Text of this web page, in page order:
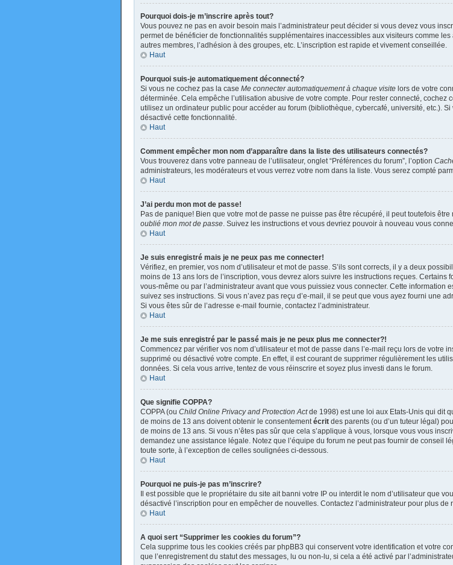
Pourquoi dois-je m’inscrire après tout?
Vous pouvez ne pas en avoir besoin mais l’administrateur peut décider si vous devez vous
permet de bénéficier de fonctionnalités supplémentaires inaccessibles aux visiteurs comme
autres membres, l’adhésion à des groupes, etc. L’inscription est rapide et vivement conseillée.
Haut
Pourquoi suis-je automatiquement déconnecté?
Si vous ne cochez pas la case Me connecter automatiquement à chaque visite lors de votre
déterminée. Cela empêche l’utilisation abusive de votre compte. Pour rester connecté, cochez
utilisez un ordinateur public pour accéder au forum (bibliothèque, cybercafé, université, etc.).
désactivé cette fonctionnalité.
Haut
Comment empêcher mon nom d’apparaître dans la liste des utilisateurs connectés?
Vous trouverez dans votre panneau de l’utilisateur, onglet “Préférences du forum”, l’option
administrateurs, les modérateurs et vous verrez votre nom dans la liste. Vous serez compté
Haut
J’ai perdu mon mot de passe!
Pas de panique! Bien que votre mot de passe ne puisse pas être récupéré, il peut toutefois
oublié mon mot de passe. Suivez les instructions et vous devriez pouvoir à nouveau vous
Haut
Je suis enregistré mais je ne peux pas me connecter!
Vérifiez, en premier, vos nom d’utilisateur et mot de passe. S’ils sont corrects, il y a deux
moins de 13 ans lors de l’inscription, vous devrez alors suivre les instructions reçues.
vous-même ou par l’administrateur avant que vous puissiez vous connecter. Cette information
suivez ses instructions. Si vous n’avez pas reçu d’e-mail, il se peut que vous ayez fourni une
Si vous êtes sûr de l’adresse e-mail fournie, contactez l’administrateur.
Haut
Je me suis enregistré par le passé mais je ne peux plus me connecter?!
Commencez par vérifier vos nom d’utilisateur et mot de passe dans l’e-mail reçu lors de votre
supprimé ou désactivé votre compte. En effet, il est courant de supprimer régulièrement les
données. Si cela vous arrive, tentez de vous réinscrire et soyez plus investi dans le forum.
Haut
Que signifie COPPA?
COPPA (ou Child Online Privacy and Protection Actde 1998) est une loi aux Etats-Unis qui dit
de moins de 13 ans doivent obtenir le consentementécrit des parents (ou d’un tuteur légal)
de moins de 13 ans. Si vous n’êtes pas sûr que cela s’applique à vous, lorsque vous vous
demandez une assistance légale. Notez que l’équipe du forum ne peut pas fournir de conseil
toute sorte, à l’exception de celles soulignées ci-dessous.
Haut
Pourquoi ne puis-je pas m’inscrire?
Il est possible que le propriétaire du site ait banni votre IP ou interdit le nom d’utilisateur que
désactivé l’inscription pour en empêcher de nouvelles. Contactez l’administrateur pour plus de
Haut
A quoi sert “Supprimer les cookies du forum”?
Cela supprime tous les cookies créés par phpBB3 qui conservent votre identification et votre
que l’enregistrement du statut des messages, lu ou non-lu, si cela a été activé par